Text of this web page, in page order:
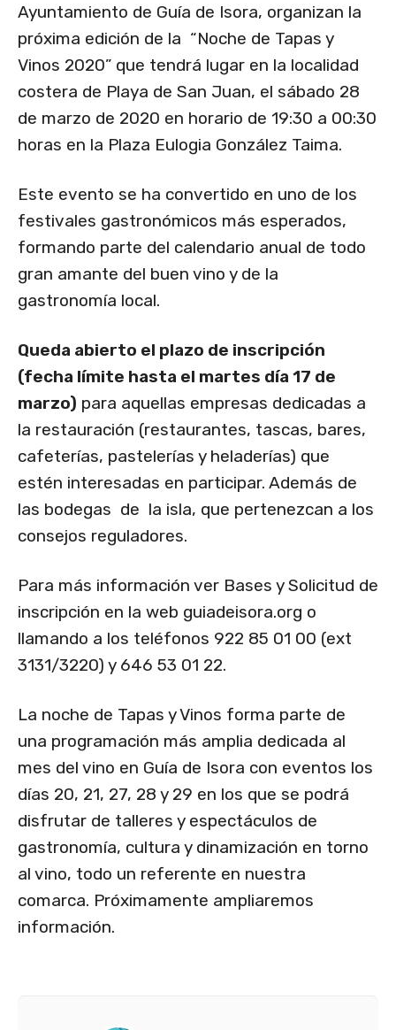
Ayuntamiento de Guía de Isora, organizan la
próxima edición de la “Noche de Tapas y
Vinos 2020” que tendrá lugar en la localidad
costera de Playa de San Juan, el sábado 28
de marzo de 2020 en horario de 19:30 a 00:30
horas en la Plaza Eulogia González Taima.
Este evento se ha convertido en uno de los
festivales gastronómicos más esperados,
formando parte del calendario anual de todo
gran amante del buen vino y de la
gastronomía local.
Queda abierto el plazo de inscripción
(fecha límite hasta el martes día 17 de
marzo) para aquellas empresas dedicadas a
la restauración (restaurantes, tascas, bares,
cafeterías, pastelerías y heladerías) que
estén interesadas en participar. Además de
las bodegas de la isla, que pertenezcan a los
consejos reguladores.
Para más información ver Bases y Solicitud de
inscripción en la web guiadeisora.org o
llamando a los teléfonos 922 85 01 00 (ext
3131/3220) y 646 53 01 22.
La noche de Tapas y Vinos forma parte de
una programación más amplia dedicada al
mes del vino en Guía de Isora con eventos los
días 20, 21, 27, 28 y 29 en los que se podrá
disfrutar de talleres y espectáculos de
gastronomía, cultura y dinamización en torno
al vino, todo un referente en nuestra
comarca. Próximamente ampliaremos
información.